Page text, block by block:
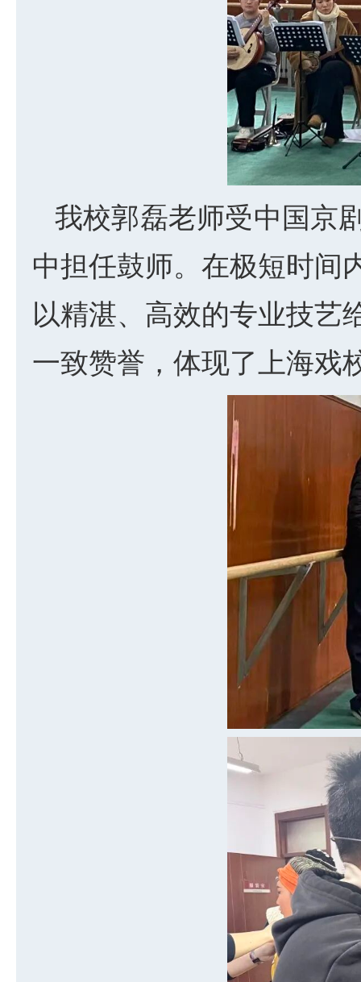
我校郭磊老师受中国京
中担任鼓师。在极短时间
以精湛、高效的专业技艺
一致赞誉，体现了上海戏